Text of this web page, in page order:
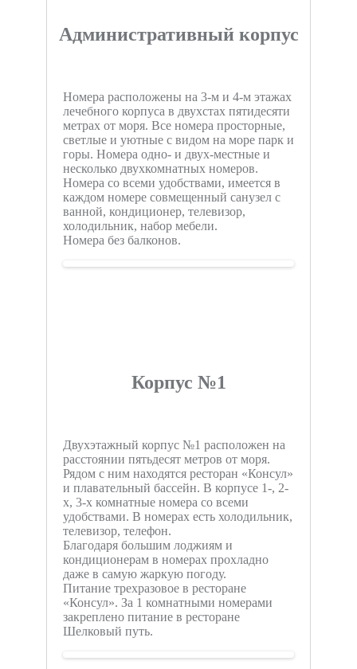
Административный корпус
Номера расположены на 3-м и 4-м этажах
лечебного корпуса в двухстах пятидесяти
метрах от моря. Все номера просторные,
светлые и уютные с видом на море парк и
горы. Номера одно- и двух-местные и
несколько двухкомнатных номеров.
Номера со всеми удобствами, имеется в
каждом номере совмещенный санузел с
ванной, кондиционер, телевизор,
холодильник, набор мебели.
Номера без балконов.
Корпус №1
Двухэтажный корпус №1 расположен на
расстоянии пятьдесят метров от моря.
Рядом с ним находятся ресторан «Консул»
и плавательный бассейн. В корпусе 1-, 2-
х, 3-х комнатные номера со всеми
удобствами. В номерах есть холодильник,
телевизор, телефон.
Благодаря большим лоджиям и
кондиционерам в номерах прохладно
даже в самую жаркую погоду.
Питание трехразовое в ресторане
«Консул». За 1 комнатными номерами
закреплено питание в ресторане
Шелковый путь.